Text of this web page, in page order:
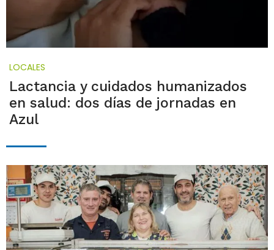
LOCALES
Lactancia y cuidados humanizados
en salud: dos días de jornadas en
Azul